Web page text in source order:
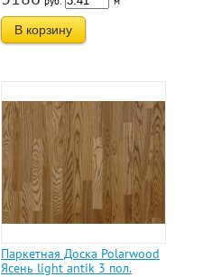
В корзину
Паркетная Доска Polarwood
Ясень light antik 3 пол.